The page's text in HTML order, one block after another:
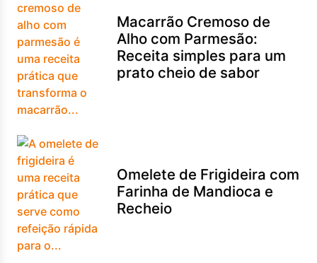
Macarrão Cremoso de
Alho com Parmesão:
Receita simples para um
prato cheio de sabor
Omelete de Frigideira com
Farinha de Mandioca e
Recheio